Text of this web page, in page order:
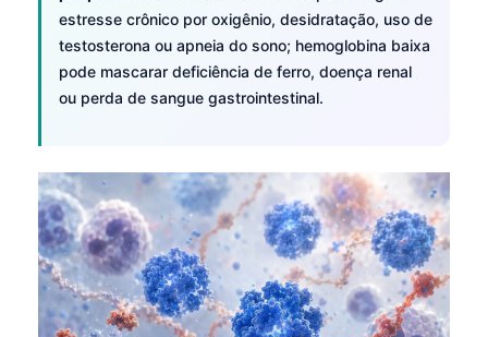
estresse crônico por oxigênio, desidratação, uso de
testosterona ou apneia do sono; hemoglobina baixa
pode mascarar deficiência de ferro, doença renal
ou perda de sangue gastrointestinal.